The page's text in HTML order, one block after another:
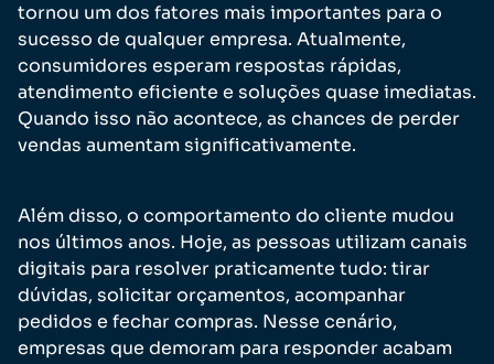
tornou um dos fatores mais importantes para o
sucesso de qualquer empresa. Atualmente,
consumidores esperam respostas rápidas,
atendimento eficiente e soluções quase imediatas.
Quando isso não acontece, as chances de perder
vendas aumentam significativamente.
Além disso, o comportamento do cliente mudou
nos últimos anos. Hoje, as pessoas utilizam canais
digitais para resolver praticamente tudo: tirar
dúvidas, solicitar orçamentos, acompanhar
pedidos e fechar compras. Nesse cenário,
empresas que demoram para responder acabam